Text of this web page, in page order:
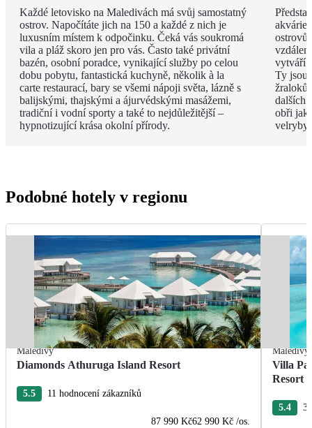
Každé letovisko na Maledivách má svůj samostatný
ostrov. Napočítáte jich na 150 a každé z nich je
luxusním místem k odpočinku. Čeká vás soukromá
vila a pláž skoro jen pro vás. Často také privátní
bazén, osobní poradce, vynikající služby po celou
dobu pobytu, fantastická kuchyně, několik à la
carte restaurací, bary se všemi nápoji světa, lázně s
balijskými, thajskými a ájurvédskými masážemi,
tradiční i vodní sporty a také to nejdůležitější –
hypnotizující krása okolní přírody.
ostrovů
vytváří
Ty jsou
dalších
obři
velryby.
Podobné hotely v regionu
Maledivy
Diamonds Athuruga Island Resort
5.5 11 hodnocení zákazníků
87 990 Kč62 990 Kč /os.
Maledivy
Villa
Resort
5.4